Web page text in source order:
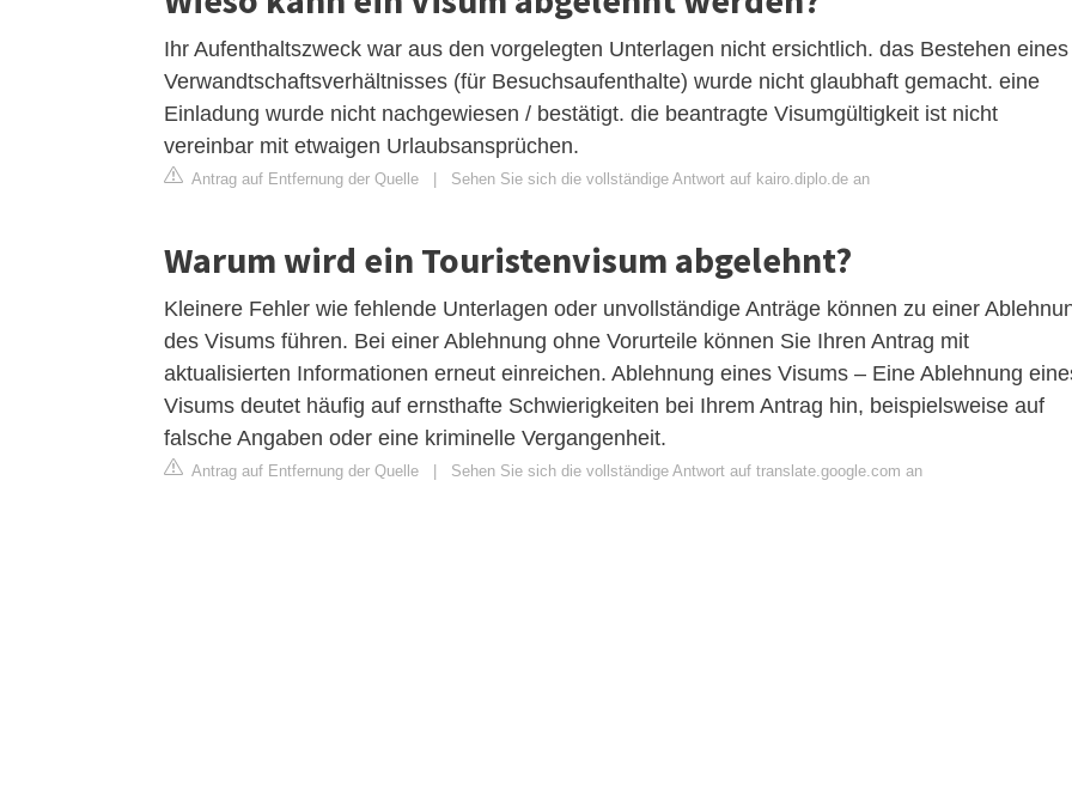
Ihr Aufenthaltszweck war aus den vorgelegten Unterlagen nicht ersichtlich. das Bestehen eines
Verwandtschaftsverhältnisses (für Besuchsaufenthalte) wurde nicht glaubhaft gemacht. eine
Einladung wurde nicht nachgewiesen / bestätigt. die beantragte Visumgültigkeit ist nicht
vereinbar mit etwaigen Urlaubsansprüchen.
Antrag auf Entfernung der Quelle Sehen Sie sich die vollständige Antwort auf kairo.diplo.de an
Warum wird ein Touristenvisum abgelehnt?
Kleinere Fehler wie fehlende Unterlagen oder unvollständige Anträge können zu einer
des Visums führen. Bei einer Ablehnung ohne Vorurteile können Sie Ihren Antrag mit
aktualisierten Informationen erneut einreichen. Ablehnung eines Visums – Eine Ablehnung
Visums deutet häufig auf ernsthafte Schwierigkeiten bei Ihrem Antrag hin, beispielsweise auf
falsche Angaben oder eine kriminelle Vergangenheit.
Antrag auf Entfernung der Quelle Sehen Sie sich die vollständige Antwort auf translate.google.com an